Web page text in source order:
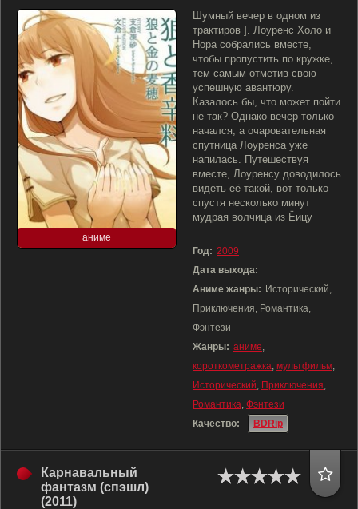
аниме
Шумный вечер в одном из
трактиров ]. Лоуренс Холо и
Нора собрались вместе,
чтобы пропустить по кружке,
тем самым отметив свою
успешную авантюру.
Казалось бы, что может пойти
не так? Однако вечер только
начался, а очаровательная
спутница Лоуренса уже
напилась. Путешествуя
вместе, Лоуренсу доводилось
видеть её такой, вот только
спустя несколько минут
мудрая волчица из Ёицу
Год: 2009
Дата выхода:
Аниме жанры: Исторический,
Приключения, Романтика,
Фэнтези
Жанры: аниме,
короткометражка, мультфильм,
Исторический, Приключения,
Романтика, Фэнтези
Качество:
BDRip
Карнавальный
фантазм (спэшл)
(2011)